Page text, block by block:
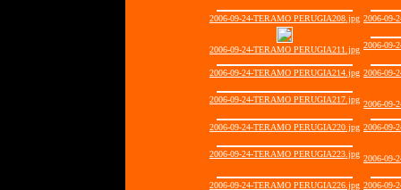
2006-09-24-TERAMO PERUGIA208.jpg 2006-09-
2006-09-24-TERAMO PERUGIA211.jpg 2006-09-
2006-09-24-TERAMO PERUGIA214.jpg 2006-09-
2006-09-24-TERAMO PERUGIA217.jpg 2006-09-
2006-09-24-TERAMO PERUGIA220.jpg 2006-09-
2006-09-24-TERAMO PERUGIA223.jpg 2006-09-
2006-09-24-TERAMO PERUGIA226.jpg 2006-09-